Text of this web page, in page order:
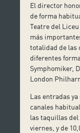
El director
de forma
Teatre del
más
totalidad de las
diferentes
Symphomiker,
London
Las entradas
canales
las taquillas del
viernes, y de